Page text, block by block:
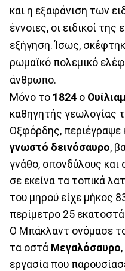
και η εξαφάνιση των
έννοιες, οι ειδικοί
εξήγηση. Ίσως,
ρωμαϊκό πολεμικό
άνθρωπο.
Μόνο το 1824 ο
καθηγητής γεωλογίας
Οξφόρδης, περιέγραψε
γνωστό δεινόσαυρο,
γνάθο, σπονδύλους
σε εκείνα τα τοπικά
του μηρού είχε μήκος
περίμετρο 25
Ο Μπάκλαντ ονόμασε
τα οστά Μεγαλόσαυρο
εργασία που